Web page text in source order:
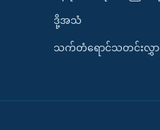
ဒို့အသံ
သက်တံရောင်သတင်းလွှာ